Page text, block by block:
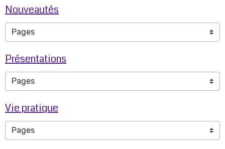
Nouveautés
Présentations
Vie pratique